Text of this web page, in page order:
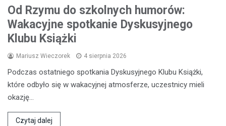
Od Rzymu do szkolnych humorów:
Wakacyjne spotkanie Dyskusyjnego
Klubu Książki
Mariusz Wieczorek 4 sierpnia 2026
Podczas ostatniego spotkania Dyskusyjnego Klubu Książki,
które odbyło się w wakacyjnej atmosferze, uczestnicy mieli
okazję…
Czytaj dalej